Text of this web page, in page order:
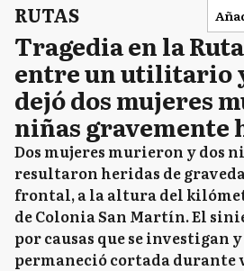
RUTAS
Tragedia en la
entre un utilitario
dejó dos mujeres
niñas gravemente
Dos mujeres murieron y dos
resultaron heridas de
frontal, a la altura del
de Colonia San Martín. El
por causas que se investigan
permaneció cortada durante